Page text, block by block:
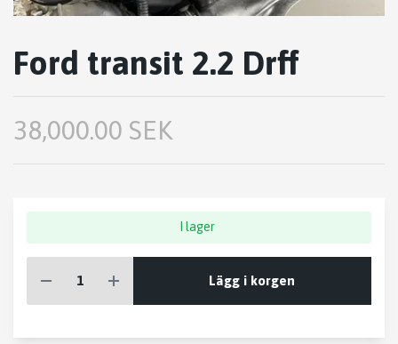
Ford transit 2.2 Drff
38,000.00 SEK
I lager
Lägg i korgen